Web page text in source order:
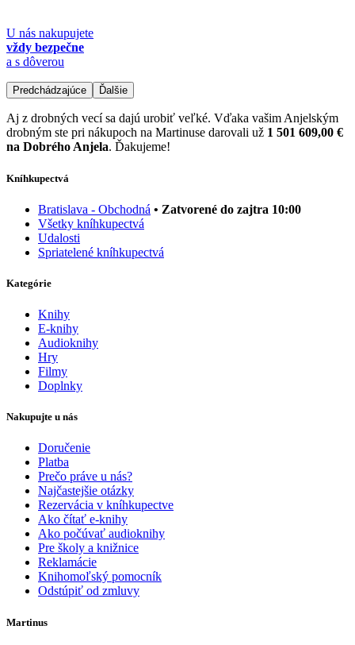
U nás nakupujete
vždy bezpečne
a s dôverou
Predchádzajúce Ďalšie
Aj z drobných vecí sa dajú urobiť veľké. Vďaka vašim Anjelským
drobným ste pri nákupoch na Martinuse darovali už 1 501 609,00 €
na Dobrého Anjela. Ďakujeme!
Kníhkupectvá
Bratislava - Obchodná • Zatvorené do zajtra 10:00
Všetky kníhkupectvá
Udalosti
Spriatelené kníhkupectvá
Kategórie
Knihy
E-knihy
Audioknihy
Hry
Filmy
Doplnky
Nakupujte u nás
Doručenie
Platba
Prečo práve u nás?
Najčastejšie otázky
Rezervácia v kníhkupectve
Ako čítať e-knihy
Ako počúvať audioknihy
Pre školy a knižnice
Reklamácie
Knihomoľský pomocník
Odstúpiť od zmluvy
Martinus